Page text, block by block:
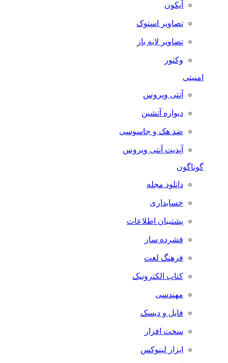
آیکون
تصاویر استوک
تصاویر لایه باز
وکتور
امنیتی
آنتی ویروس
دیواره آتشین
ضد هک و جاسوسی
آپدیت آنتی ویروس
گوناگون
دانلود مجله
حسابداری
پشتیبان اطلاعات
فشرده ساز
فرهنگ لغت
کتاب الکترونیک
مهندسی
فایل و دیسک
سخت افزار
ابزار لینوکس